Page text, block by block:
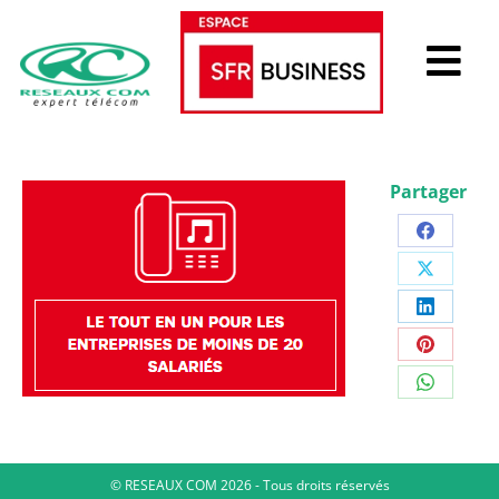
Partager
© RESEAUX COM 2026 - Tous droits réservés